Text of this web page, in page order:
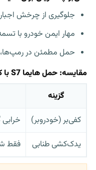
جلوگیری از چرخش
مهار ایمن خودرو با
حمل مطمئن در رمپ‌ها،
مقایسه: حمل هایما S7 با کفی‌بر در مقابل یدک‌کش طنابی
گزینه
کفی‌بر (خودروبر)
یدک‌کشی طنابی
فقط